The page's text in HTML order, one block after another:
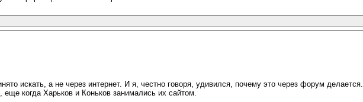
искать, а не через интернет. И я, честно говоря, удивился, почему это через форум делается.
когда Харьков и Коньков занимались их сайтом.